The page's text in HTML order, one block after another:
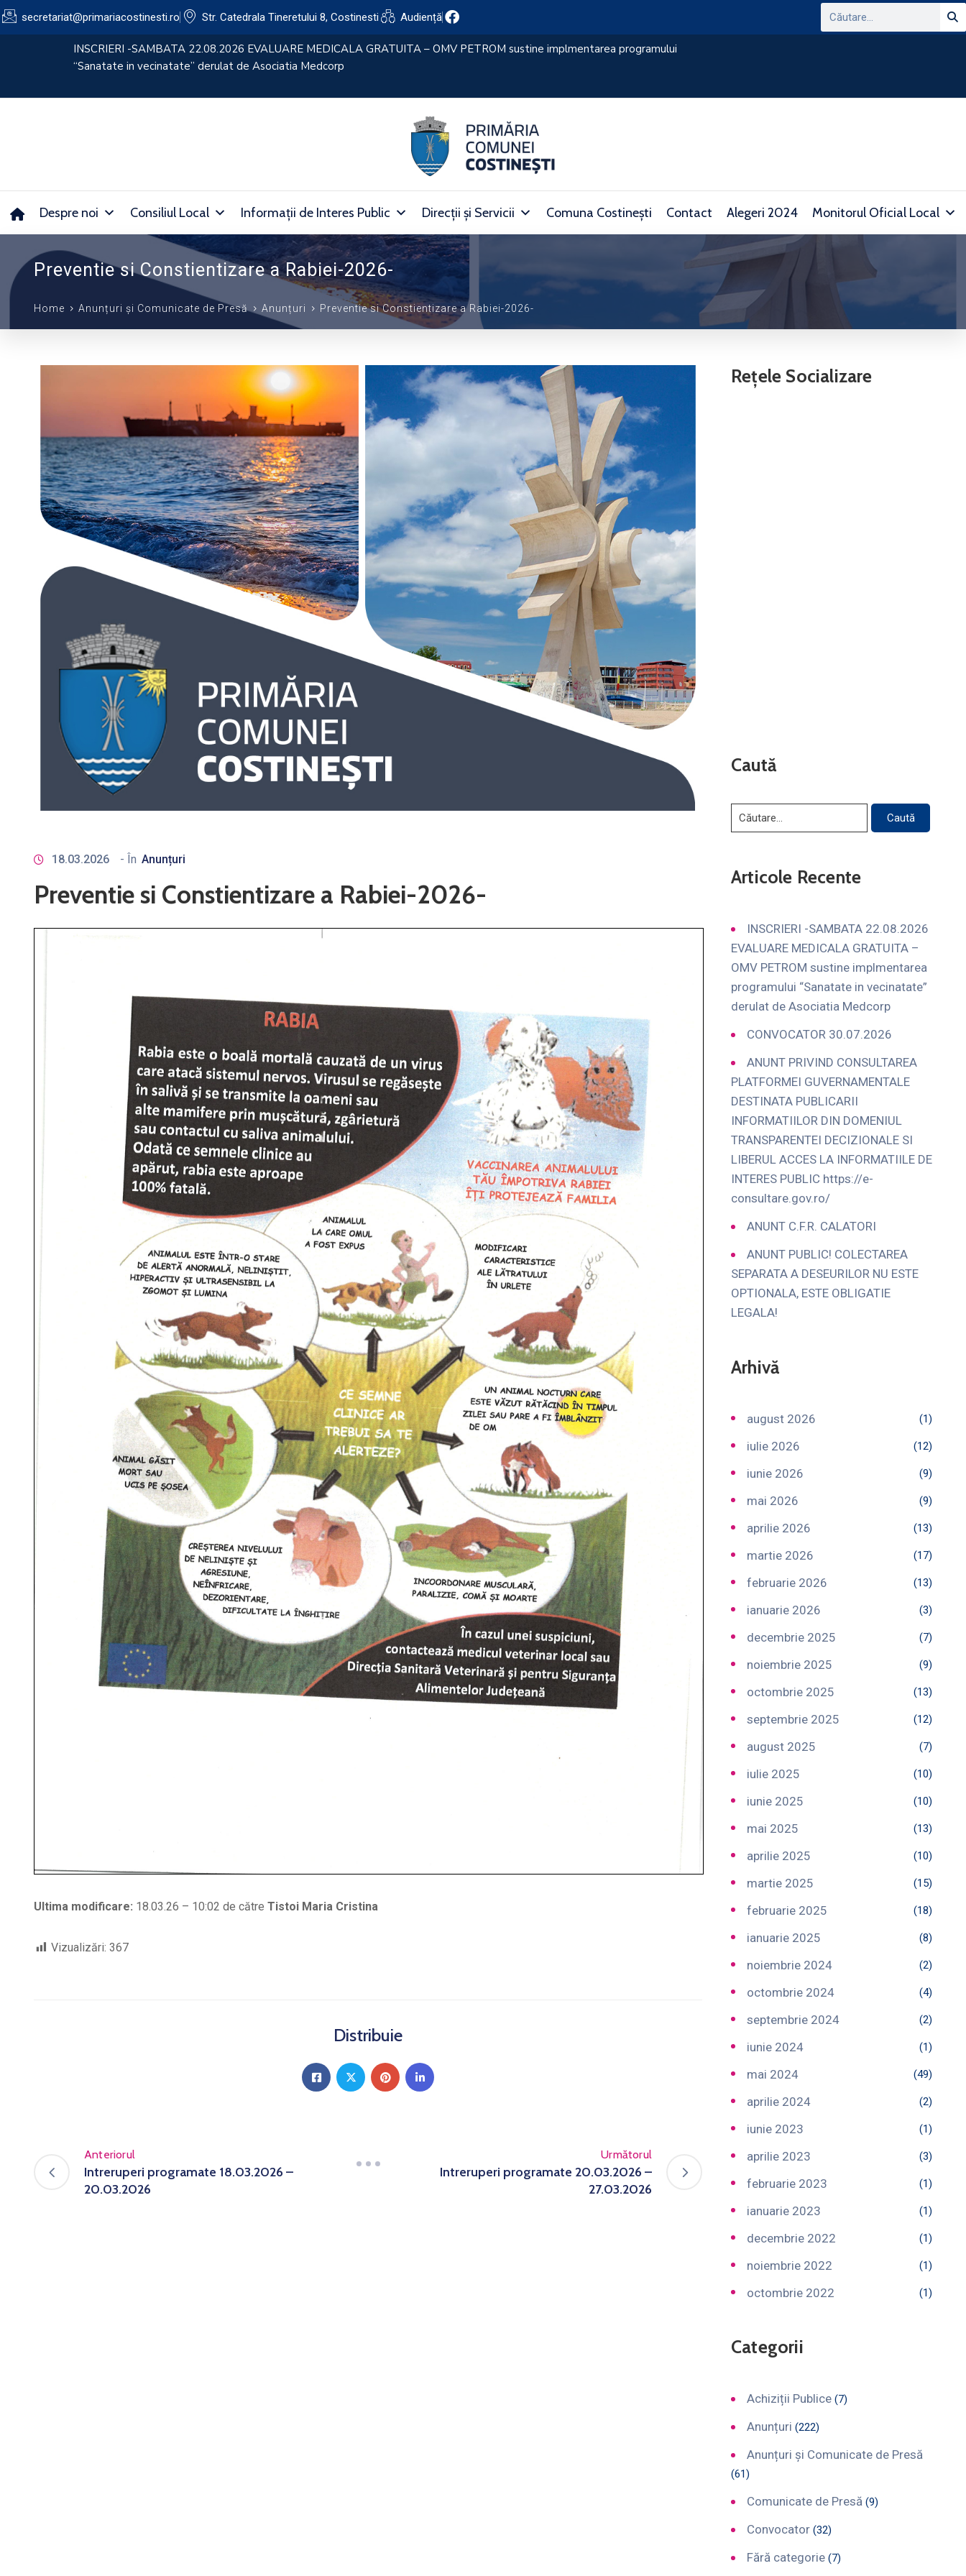
secretariat@primariacostinesti.ro​ Str. Catedrala Tineretului 8, Costinesti Audiență
CONVOCATOR 30.07.2026
Despre noi Consiliul Local Informații de Interes Public Direcții și Servicii Comuna Costinești Contact Alegeri 2024 Monitorul Oficial Local
Preventie si Constientizare a Rabiei-2026-
Home Anunțuri și Comunicate de Presă Anunțuri Preventie si Constientizare a Rabiei-2026-
18.03.2026 - În Anunțuri
Preventie si Constientizare a Rabiei-2026-
Ultima modificare: 18.03.26 – 10:02 de către Tistoi Maria Cristina
Vizualizări: 367
Distribuie
Anteriorul
Intreruperi programate 18.03.2026 –
20.03.2026
Următorul
Intreruperi programate 20.03.2026 –
27.03.2026
Rețele Socializare
Caută
Articole Recente
INSCRIERI -SAMBATA 22.08.2026
EVALUARE MEDICALA GRATUITA –
OMV PETROM sustine implmentarea
programului “Sanatate in vecinatate”
derulat de Asociatia Medcorp
CONVOCATOR 30.07.2026
ANUNT PRIVIND CONSULTAREA
PLATFORMEI GUVERNAMENTALE
DESTINATA PUBLICARII
INFORMATIILOR DIN DOMENIUL
TRANSPARENTEI DECIZIONALE SI
LIBERUL ACCES LA INFORMATIILE DE
INTERES PUBLIC https://e-
consultare.gov.ro/
ANUNT C.F.R. CALATORI
ANUNT PUBLIC! COLECTAREA
SEPARATA A DESEURILOR NU ESTE
OPTIONALA, ESTE OBLIGATIE
LEGALA!
Arhivă
august 2026 (1)
iulie 2026 (12)
iunie 2026 (9)
mai 2026 (9)
aprilie 2026 (13)
martie 2026 (17)
februarie 2026 (13)
ianuarie 2026 (3)
decembrie 2025 (7)
noiembrie 2025 (9)
octombrie 2025 (13)
septembrie 2025 (12)
august 2025 (7)
iulie 2025 (10)
iunie 2025 (10)
mai 2025 (13)
aprilie 2025 (10)
martie 2025 (15)
februarie 2025 (18)
ianuarie 2025 (8)
noiembrie 2024 (2)
octombrie 2024 (4)
septembrie 2024 (2)
iunie 2024 (1)
mai 2024 (49)
aprilie 2024 (2)
iunie 2023 (1)
aprilie 2023 (3)
februarie 2023 (1)
ianuarie 2023 (1)
decembrie 2022 (1)
noiembrie 2022 (1)
octombrie 2022 (1)
Categorii
Achiziții Publice (7)
Anunțuri (222)
Anunțuri și Comunicate de Presă
(61)
Comunicate de Presă (9)
Convocator (32)
Fără categorie (7)